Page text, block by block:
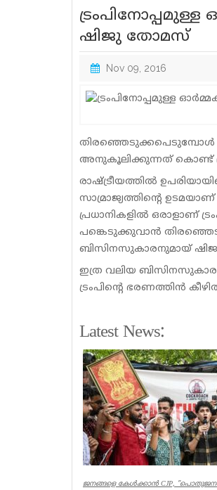
ഷിജു തോമസ്
Nov 09, 2016
തിരഞ്ഞെടുക്കപെടുമ്പോള്‍
അനുകൂലിക്കുന്നത് കൊണ്ട്
രാഷ്ട്രീയത്തില്‍
സാമ്രാജ്യത്തിന്റെ
പ്രധാനികളില്‍ ഒരാളാണ്
പങ്കെടുക്കുവാന്‍
ബിസിനസുകാരനുമായ് ഷിജു
ഇത്ര വലിയ
ട്രംപിന്റെ ഭരണത്തിന്‍
Latest News:
ജനങ്ങളെ കേൾക്കാൻ CJP,